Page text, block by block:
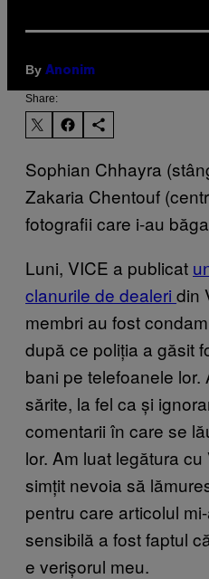
By Anonim
Share:
Sophian Chhayra
Zakaria Chentouf
fotografii care i-au
Luni, VICE a publicat
clanurile de dealeri din
membri au fost
după ce poliția a găsit
bani pe telefoanele
sărite, la fel ca și
comentarii în care se
lor. Am luat legătura
simțit nevoia să
pentru care articolul
sensibilă a fost faptul
e verișorul meu.